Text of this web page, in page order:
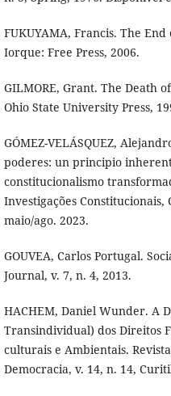
FUKUYAMA, Francis. The
Iorque: Free Press, 2006.
GILMORE, Grant. The Death
Ohio State University Press,
GÓMEZ-VELÁSQUEZ,
poderes: un principio
constitucionalismo
Investigações
maio/ago. 2023.
GOUVEA, Carlos Portugal.
Journal, v. 7, n. 4, 2013.
HACHEM, Daniel Wunder. A
Transindividual) dos Direitos
culturais e Ambientais.
Democracia, v. 14, n. 14,